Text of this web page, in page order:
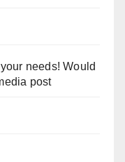
needs! Would
post